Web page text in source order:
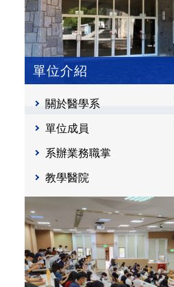
單位介紹
關於醫學系
單位成員
系辦業務職掌
教學醫院